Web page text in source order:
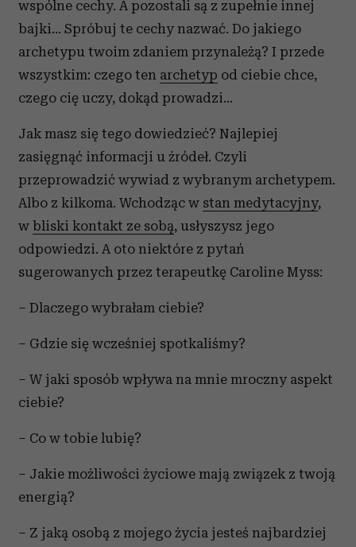
wspólne cechy. A pozostali są z zupełnie innej
bajki... Spróbuj te cechy nazwać. Do jakiego
archetypu twoim zdaniem przynależą? I przede
wszystkim: czego ten archetyp od ciebie chce,
czego cię uczy, dokąd prowadzi...
Jak masz się tego dowiedzieć? Najlepiej
zasięgnąć informacji u źródeł. Czyli
przeprowadzić wywiad z wybranym archetypem.
Albo z kilkoma. Wchodząc w stan medytacyjny,
w bliski kontakt ze sobą, usłyszysz jego
odpowiedzi. A oto niektóre z pytań
sugerowanych przez terapeutkę Caroline Myss:
– Dlaczego wybrałam ciebie?
– Gdzie się wcześniej spotkaliśmy?
– W jaki sposób wpływa na mnie mroczny aspekt
ciebie?
– Co w tobie lubię?
– Jakie możliwości życiowe mają związek z twoją
energią?
– Z jaką osobą z mojego życia jesteś najbardziej